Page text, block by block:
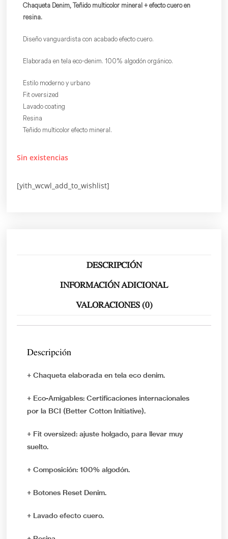
Chaqueta Denim, Teñido multicolor mineral + efecto cuero en
resina.
Diseño vanguardista con acabado efecto cuero.
Elaborada en tela eco-denim. 100% algodón orgánico.
Estilo moderno y urbano
Fit oversized
Lavado coating
Resina
Teñido multicolor efecto mineral.
Sin existencias
[yith_wcwl_add_to_wishlist]
DESCRIPCIÓN
INFORMACIÓN ADICIONAL
VALORACIONES (0)
Descripción
+ Chaqueta elaborada en tela eco denim.
+ Eco-Amigables: Certificaciones internacionales
por la BCI (Better Cotton Initiative).
+ Fit oversized: ajuste holgado, para llevar muy
suelto.
+ Composición: 100% algodón.
+ Botones Reset Denim.
+ Lavado efecto cuero.